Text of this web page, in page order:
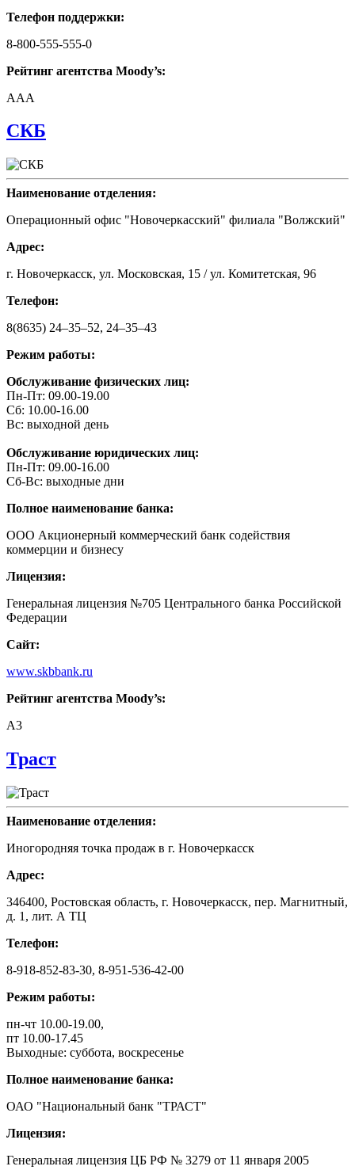
Телефон поддержки:
8-800-555-555-0
Рейтинг агентства Moody’s:
AAA
СКБ
Наименование отделения:
Операционный офис "Новочеркасский" филиала "Волжский"
Адрес:
г. Новочеркасск, ул. Московская, 15 / ул. Комитетская, 96
Телефон:
8(8635) 24–35–52, 24–35–43
Режим работы:
Обслуживание физических лиц:
Пн-Пт: 09.00-19.00
Сб: 10.00-16.00
Вс: выходной день
Обслуживание юридических лиц:
Пн-Пт: 09.00-16.00
Сб-Вс: выходные дни
Полное наименование банка:
ООО Акционерный коммерческий банк содействия
коммерции и бизнесу
Лицензия:
Генеральная лицензия №705 Центрального банка Российской
Федерации
Сайт:
www.skbbank.ru
Рейтинг агентства Moody’s:
A3
Траст
Наименование отделения:
Иногородняя точка продаж в г. Новочеркасск
Адрес:
346400, Ростовская область, г. Новочеркасск, пер. Магнитный,
д. 1, лит. А ТЦ
Телефон:
8-918-852-83-30, 8-951-536-42-00
Режим работы:
пн-чт 10.00-19.00,
пт 10.00-17.45
Выходные: суббота, воскресенье
Полное наименование банка:
ОАО "Национальный банк "ТРАСТ"
Лицензия:
Генеральная лицензия ЦБ РФ № 3279 от 11 января 2005